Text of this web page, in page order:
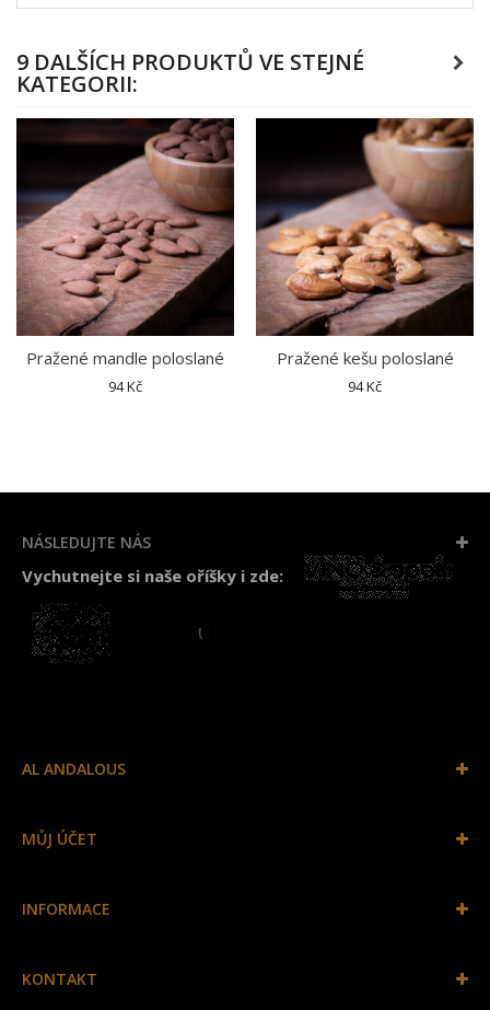
9 DALŠÍCH PRODUKTŮ VE STEJNÉ
KATEGORII:
Pražené mandle poloslané
94 Kč
Pražené kešu poloslané
94 Kč
NÁSLEDUJTE NÁS
Vychutnejte si naše oříšky i zde:
AL ANDALOUS
MŮJ ÚČET
INFORMACE
KONTAKT